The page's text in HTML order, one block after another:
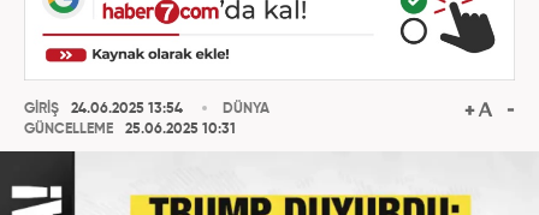
GİRİŞ
24.06.2025 13:54
GÜNCELLEME
25.06.2025 10:31
DÜNYA